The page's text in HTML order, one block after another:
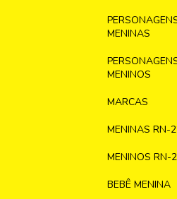
MENINAS
MENINOS
MARCAS
MENINAS RN-
MENINOS RN-
BEBÊ MENINA